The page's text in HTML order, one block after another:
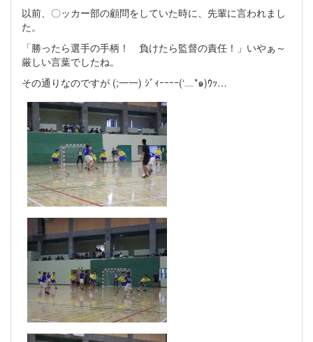
以前、〇ッカー部の顧問をしていた時に、先輩に言われまし
た。
「勝ったら選手の手柄！ 負けたら監督の責任！」いやぁ～
厳しい言葉でしたね。
その通りなのですが (;一一) ｼﾞｨｰｰｰｰ(‘﹏*๑)ｳｯ…